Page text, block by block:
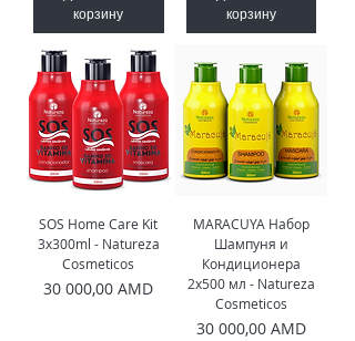
корзину
корзину
SOS Home Care Kit
3x300ml - Natureza
Cosmeticos
Цена
30 000,00 AMD
MARACUYA Набор
Шампуня и
Кондиционера
2x500 мл - Natureza
Cosmeticos
Цена
30 000,00 AMD